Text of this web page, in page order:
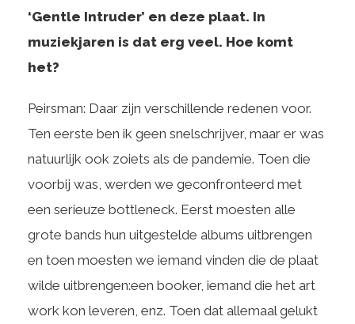
‘Gentle Intruder’ en deze plaat. In
muziekjaren is dat erg veel. Hoe komt
het?
Peirsman: Daar zijn verschillende redenen voor.
Ten eerste ben ik geen snelschrijver, maar er was
natuurlijk ook zoiets als de pandemie. Toen die
voorbij was, werden we geconfronteerd met
een serieuze bottleneck. Eerst moesten alle
grote bands hun uitgestelde albums uitbrengen
en toen moesten we iemand vinden die de plaat
wilde uitbrengen:een booker, iemand die het art
work kon leveren, enz. Toen dat allemaal gelukt